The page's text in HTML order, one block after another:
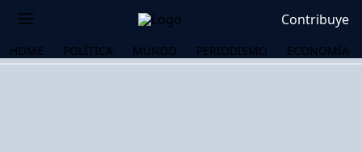
Contribuye
HOME POLÍTICA MUNDO PERIODISMO ECONOMÍA